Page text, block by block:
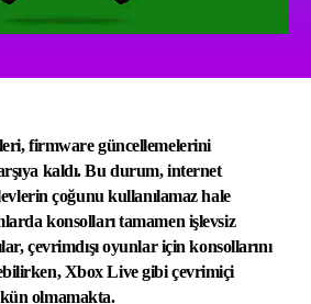
firmware güncellemelerini
kaldı. Bu durum, internet
çoğunu kullanılamaz hale
konsolları tamamen işlevsiz
çevrimdışı oyunlar için konsollarını
Xbox Live gibi çevrimiçi
olmamakta.